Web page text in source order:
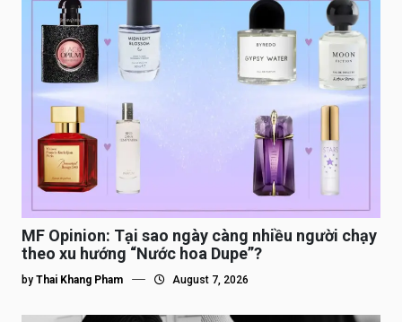
MF Opinion: Tại sao ngày càng nhiều người chạy
theo xu hướng “Nước hoa Dupe”?
by Thai Khang Pham August 7, 2026